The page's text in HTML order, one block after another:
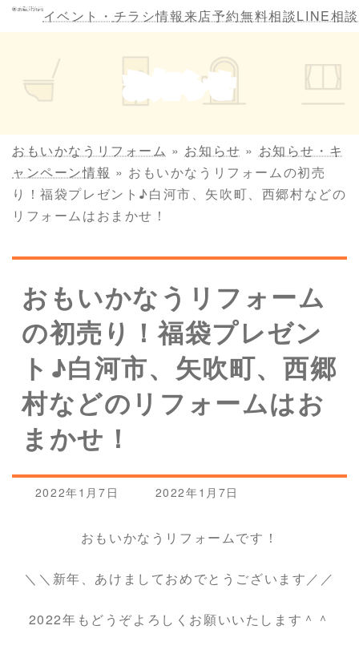
コ
ン
ッ
プ
ナ
ビ
移
動
イベント・ チラシ情報来店予約無料相談LINE相談
お知らせ
おもいかなうリフォーム » お知らせ » お知らせ・キ
ャンペーン情報 » おもいかなうリフォームの初売
り！福袋プレゼント♪白河市、矢吹町、西郷村などの
リフォームはおまかせ！
おもいかなうリフォーム
の初売り！福袋プレゼン
ト♪白河市、矢吹町、西郷
村などのリフォームはお
まかせ！
2022年1月7日
最
新
時
2022年1月7日
おもいかなうリフォームです！
＼＼新年、あけましておめでとうございます／／
2022年もどうぞよろしくお願いいたします＾＾